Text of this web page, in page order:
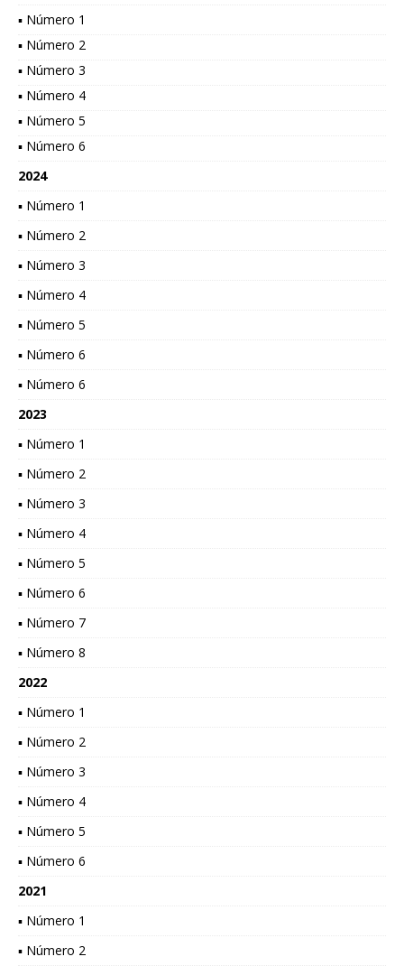
▪ Número 1
▪ Número 2
▪ Número 3
▪ Número 4
▪ Número 5
▪ Número 6
2024
▪ Número 1
▪ Número 2
▪ Número 3
▪ Número 4
▪ Número 5
▪ Número 6
▪ Número 6
2023
▪ Número 1
▪ Número 2
▪ Número 3
▪ Número 4
▪ Número 5
▪ Número 6
▪ Número 7
▪ Número 8
2022
▪ Número 1
▪ Número 2
▪ Número 3
▪ Número 4
▪ Número 5
▪ Número 6
2021
▪ Número 1
▪ Número 2